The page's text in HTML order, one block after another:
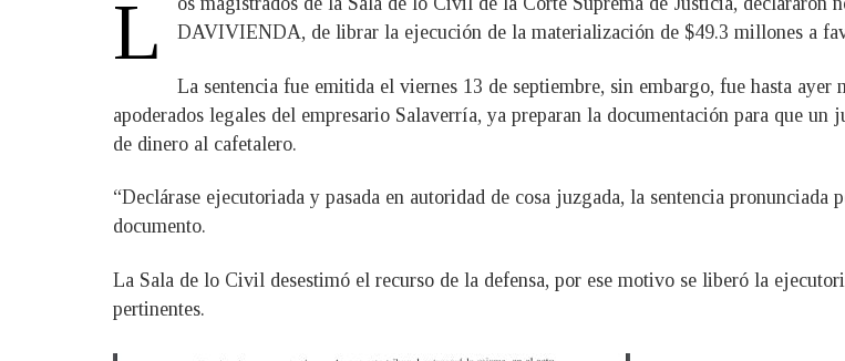
L
DAVIVIENDA, de librar la ejecución de la materialización de $49.3 millones a
La sentencia fue emitida el viernes 13 de septiembre, sin embargo, fue hasta
apoderados legales del empresario Salaverría, ya preparan la documentación para que
de dinero al cafetalero.
“Declárase ejecutoriada y pasada en autoridad de cosa juzgada, la sentencia
documento.
La Sala de lo Civil desestimó el recurso de la defensa, por ese motivo se liberó la
pertinentes.